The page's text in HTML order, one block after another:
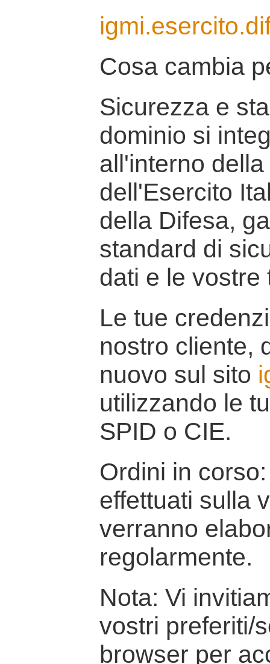
Cosa cambia
Sicurezza e
dominio si
all'interno
dell'Esercito
della Difesa,
standard di
dati e le vostre
Le tue
nostro cliente,
nuovo sul sito
utilizzando le
SPID o CIE.
Ordini in
effettuati sulla
verranno
regolarmente.
Nota: Vi
vostri preferiti/
browser per